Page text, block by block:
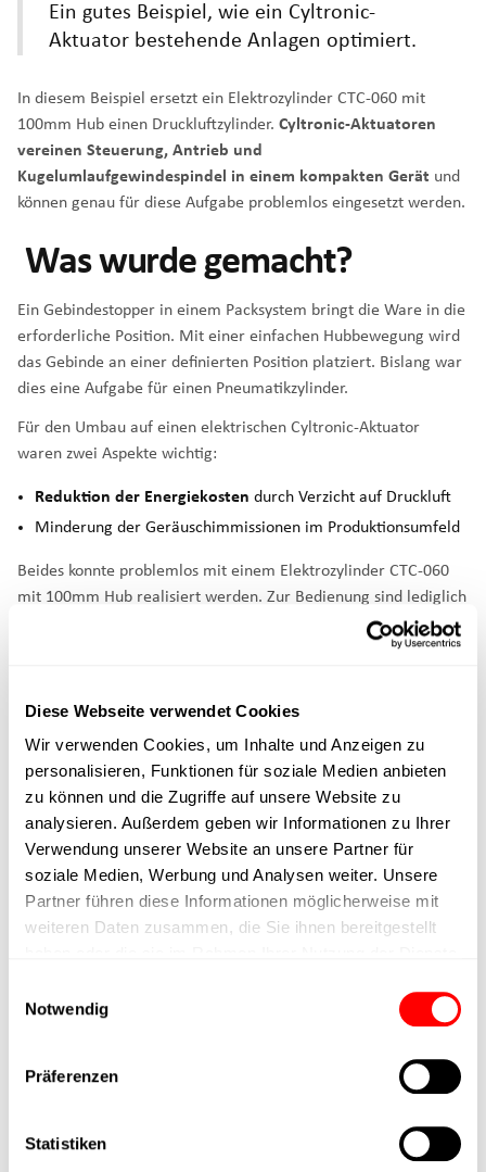
Diese Webseite verwendet Cookies
Wir verwenden Cookies, um Inhalte und Anzeigen zu
personalisieren, Funktionen für soziale Medien anbieten
zu können und die Zugriffe auf unsere Website zu
analysieren. Außerdem geben wir Informationen zu Ihrer
Verwendung unserer Website an unsere Partner für
soziale Medien, Werbung und Analysen weiter. Unsere
Partner führen diese Informationen möglicherweise mit
weiteren Daten zusammen, die Sie ihnen bereitgestellt
Notwendig
Präferenzen
Statistiken
Ein gutes Beispiel, wie ein Cyltronic-
Aktuator bestehende Anlagen optimiert.
In diesem Beispiel ersetzt ein Elektrozylinder CTC-060 mit
100mm Hub einen Druckluftzylinder. Cyltronic-Aktuatoren
vereinen Steuerung, Antrieb und
Kugelumlaufgewindespindel in einem kompakten Gerät und
können genau für diese Aufgabe problemlos eingesetzt werden.
Was wurde gemacht?
Ein Gebindestopper in einem Packsystem bringt die Ware in die
erforderliche Position. Mit einer einfachen Hubbewegung wird
das Gebinde an einer definierten Position platziert. Bislang war
dies eine Aufgabe für einen Pneumatikzylinder.
Für den Umbau auf einen elektrischen Cyltronic-Aktuator
waren zwei Aspekte wichtig:
Reduktion der Energiekosten durch Verzicht auf Druckluft
Minderung der Geräuschimmissionen im Produktionsumfeld
Beides konnte problemlos mit einem Elektrozylinder CTC-060
mit 100mm Hub realisiert werden. Zur Bedienung sind lediglich
Stromversorgung und eine Steuerleitung erforderlich.
Befestigungspunkten mit Standard-Pneumatikzylindern (ISO
Infos und Datenblatt zum
eingesetzten Cyltronic-
Produkt:
Elektrozylinder CTC-060
Umsetzung einer Lösung in
ihrer Maschine?